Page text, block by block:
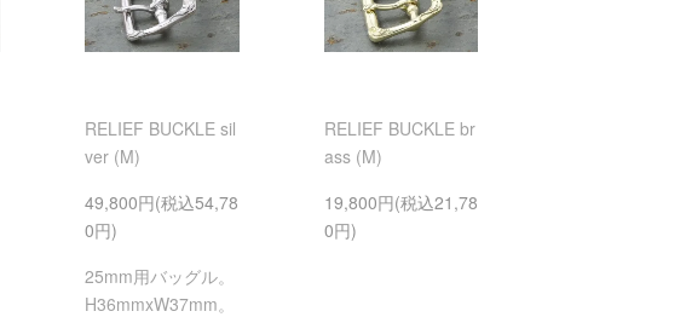
RELIEF BUCKLE sil
ver (M)
49,800円(税込54,78
0円)
25mm用バッグル。
H36mmxW37mm。
RELIEF BUCKLE br
ass (M)
19,800円(税込21,78
0円)